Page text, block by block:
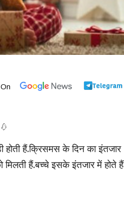
होती हैं.क्रिसमस के दिन का इंतजार
मिलती हैं.बच्चे इसके इंतजार में होते हैं